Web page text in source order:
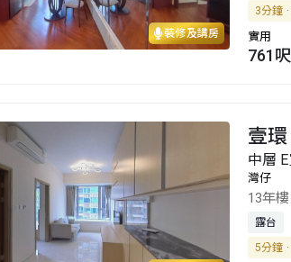
裝修及講房
3分鐘
實用
761呎
壹環
中層
灣仔
13年
露台
5分鐘